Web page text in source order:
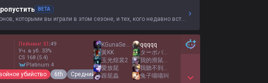
BETA
которыми вы играли в этом сезоне, и тех, кого недавно встречали.
Лейнинг 51 :49
Уч. в уб. 33%
CS 168 (5.4)
platinum 4
убийство 6th Средний
KGunaSeason
黃KK
玉光煌裳2
愛放屁
跟屁蟲
qqqqq
ターボババア
我的滑鼠有自己的想法
我聽不到你再說一次
兔子喵喵叫